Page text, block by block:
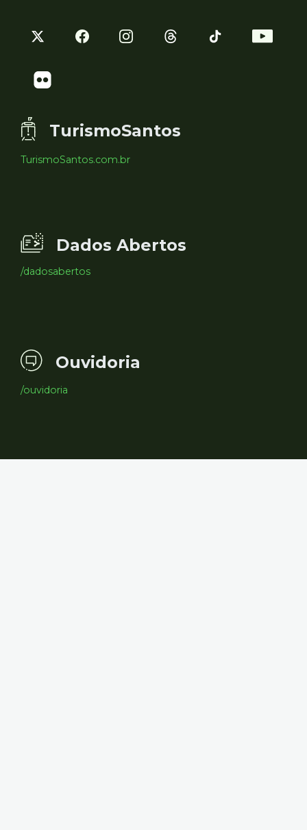
TurismoSantos
TurismoSantos.com.br
Dados Abertos
/dadosabertos
Ouvidoria
/ouvidoria